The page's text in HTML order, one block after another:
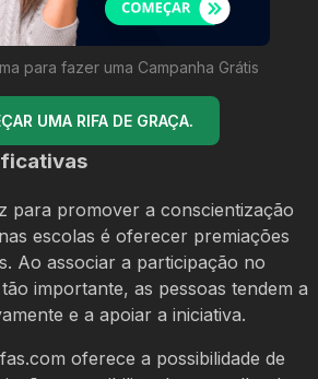
para fazer uma Campanha Grátis
UMA RIFA DE GRAÇA.
para promover a conscientização
escolas é oferecer premiações
Ao associar a participação no
importante, as pessoas tendem a
e a apoiar a iniciativa.
oferece a possibilidade de